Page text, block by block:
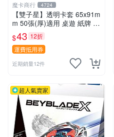
魔卡商行 4724
【雙子星】透明卡套 65x91m
m 50張(厚)適用 桌遊 紙牌 vir
gin queen 處女皇后 Boardga
me
$43 12折
運費抵用券
近期銷量12件
超人氣賣家